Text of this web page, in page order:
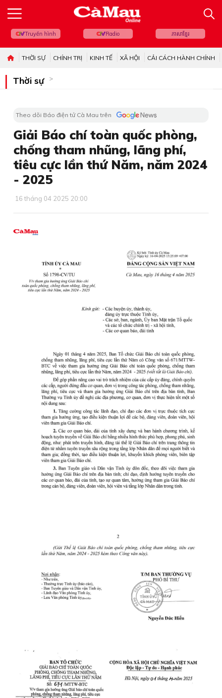
Truyền hình Radio ភាសាខ្មែរ
THỜI SỰ CHÍNH TRỊ KINH TẾ XÃ HỘI CẢI CÁCH HÀNH CHÍNH
Thời sự
Theo dõi Báo điện tử Cà Mau trên
Giải Báo chí toàn quốc phòng,
chống tham nhũng, lãng phí,
tiêu cực lần thứ Năm, năm 2024
- 2025
16 tháng 04 2025 20:00